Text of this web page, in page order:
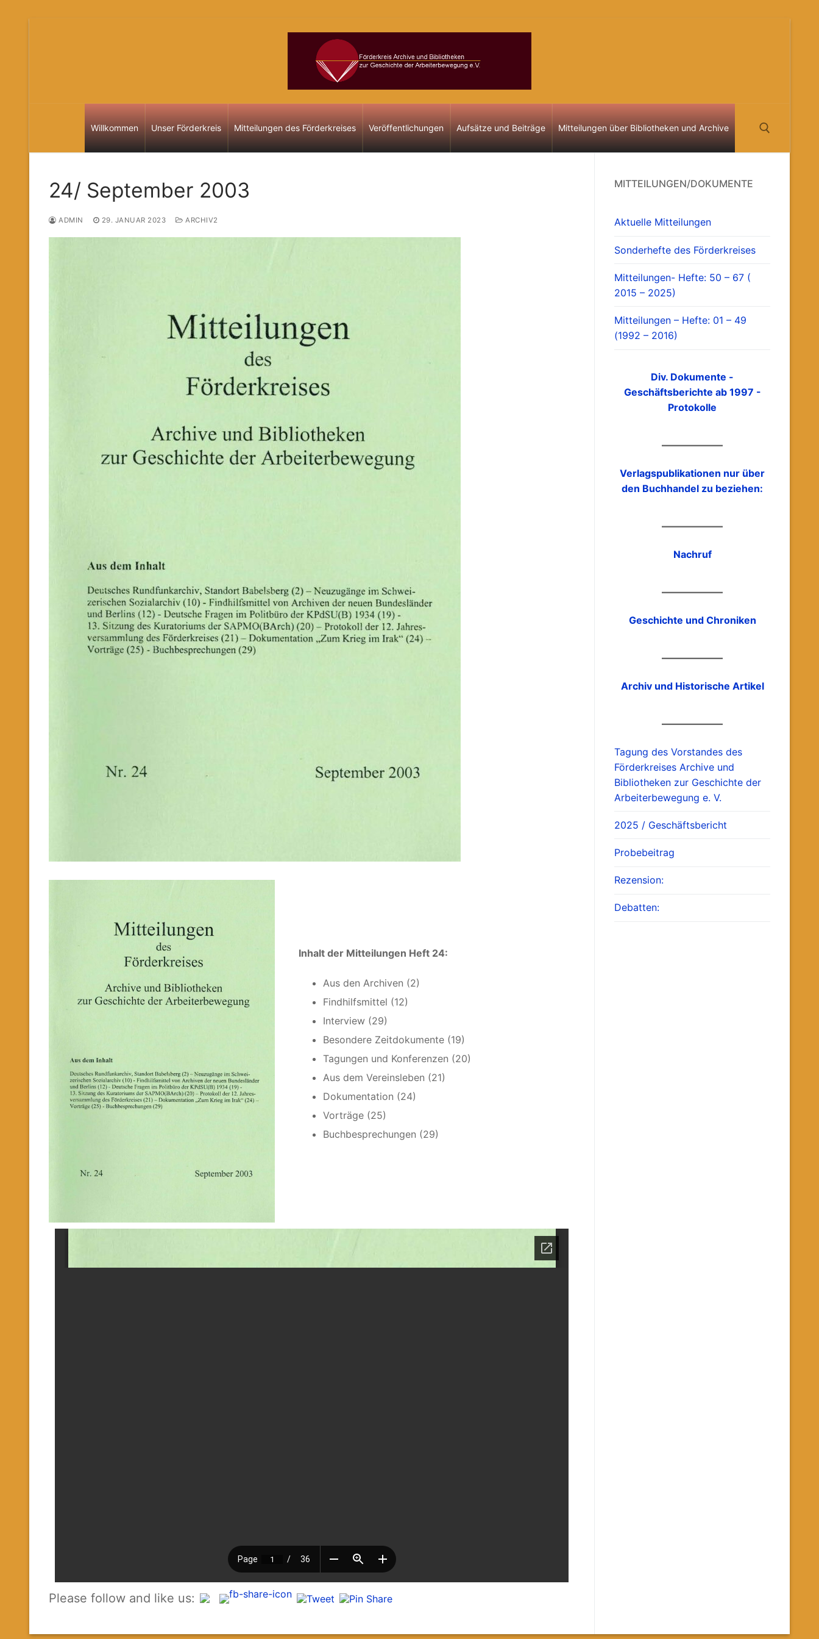
Willkommen Unser Förderkreis Mitteilungen des Förderkreises Veröffentlichungen Aufsätze und Beiträge Mitteilungen über Bibliotheken und Archive
24/ September 2003
ADMIN 29. JANUAR 2023 ARCHIV2
Inhalt der Mitteilungen Heft 24:
Aus den Archiven (2)
Findhilfsmittel (12)
Interview (29)
Besondere Zeitdokumente (19)
Tagungen und Konferenzen (20)
Aus dem Vereinsleben (21)
Dokumentation (24)
Vorträge (25)
Buchbesprechungen (29)
Please follow and like us:
MITTEILUNGEN/DOKUMENTE
Aktuelle Mitteilungen
Sonderhefte des Förderkreises
Mitteilungen- Hefte: 50 – 67 (
2015 – 2025)
Mitteilungen – Hefte: 01 – 49
(1992 – 2016)
Div. Dokumente -
Geschäftsberichte ab 1997 -
Protokolle
Verlagspublikationen nur über
den Buchhandel zu beziehen:
Nachruf
Geschichte und Chroniken
Archiv und Historische Artikel
Tagung des Vorstandes des
Förderkreises Archive und
Bibliotheken zur Geschichte der
Arbeiterbewegung e. V.
2025 / Geschäftsbericht
Probebeitrag
Rezension:
Debatten: